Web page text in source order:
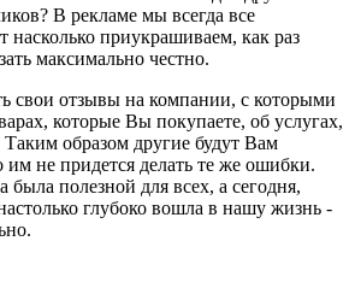
В рекламе мы всегда все
насколько приукрашиваем, как раз
максимально честно.
свои отзывы на компании, с которыми
которые Вы покупаете, об услугах,
Таким образом другие будут Вам
им не придется делать те же ошибки.
была полезной для всех, а сегодня,
глубоко вошла в нашу жизнь -